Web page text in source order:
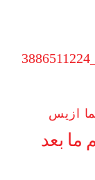
ازيس
ما بعد